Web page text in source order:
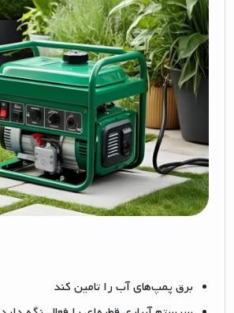
برق پمپ‌های آب را تامین کند